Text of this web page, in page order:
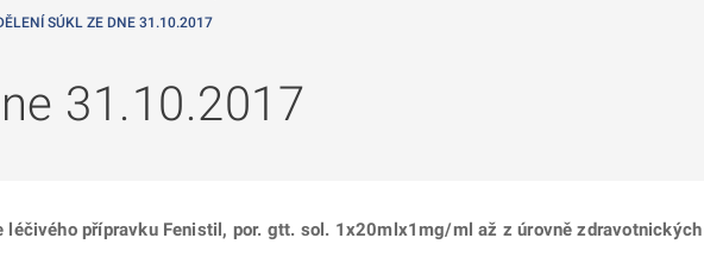
SÚKL ZE DNE 31.10.2017
31.10.2017
léčivého přípravku Fenistil, por. gtt. sol. 1x20mlx1mg/ml až z úrovně